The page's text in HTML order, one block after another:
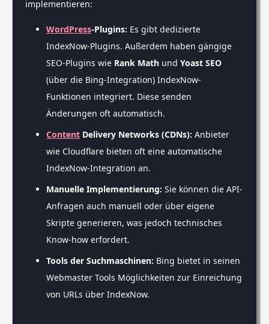
implementieren:
WordPress-Plugins: Es gibt dedizierte
IndexNow-Plugins. Außerdem haben gängige
SEO-Plugins wie Rank Math und Yoast SEO
(über die Bing-Integration) IndexNow-
Funktionen integriert. Diese senden
Änderungen oft automatisch.
Content Delivery Networks (CDNs): Anbieter
wie Cloudflare bieten oft eine automatische
IndexNow-Integration an.
Manuelle Implementierung: Sie können die API-
Anfragen auch manuell oder über eigene
Skripte generieren, was jedoch technisches
Know-how erfordert.
Tools der Suchmaschinen: Bing bietet in seinen
Webmaster Tools Möglichkeiten zur Einreichung
von URLs über IndexNow.